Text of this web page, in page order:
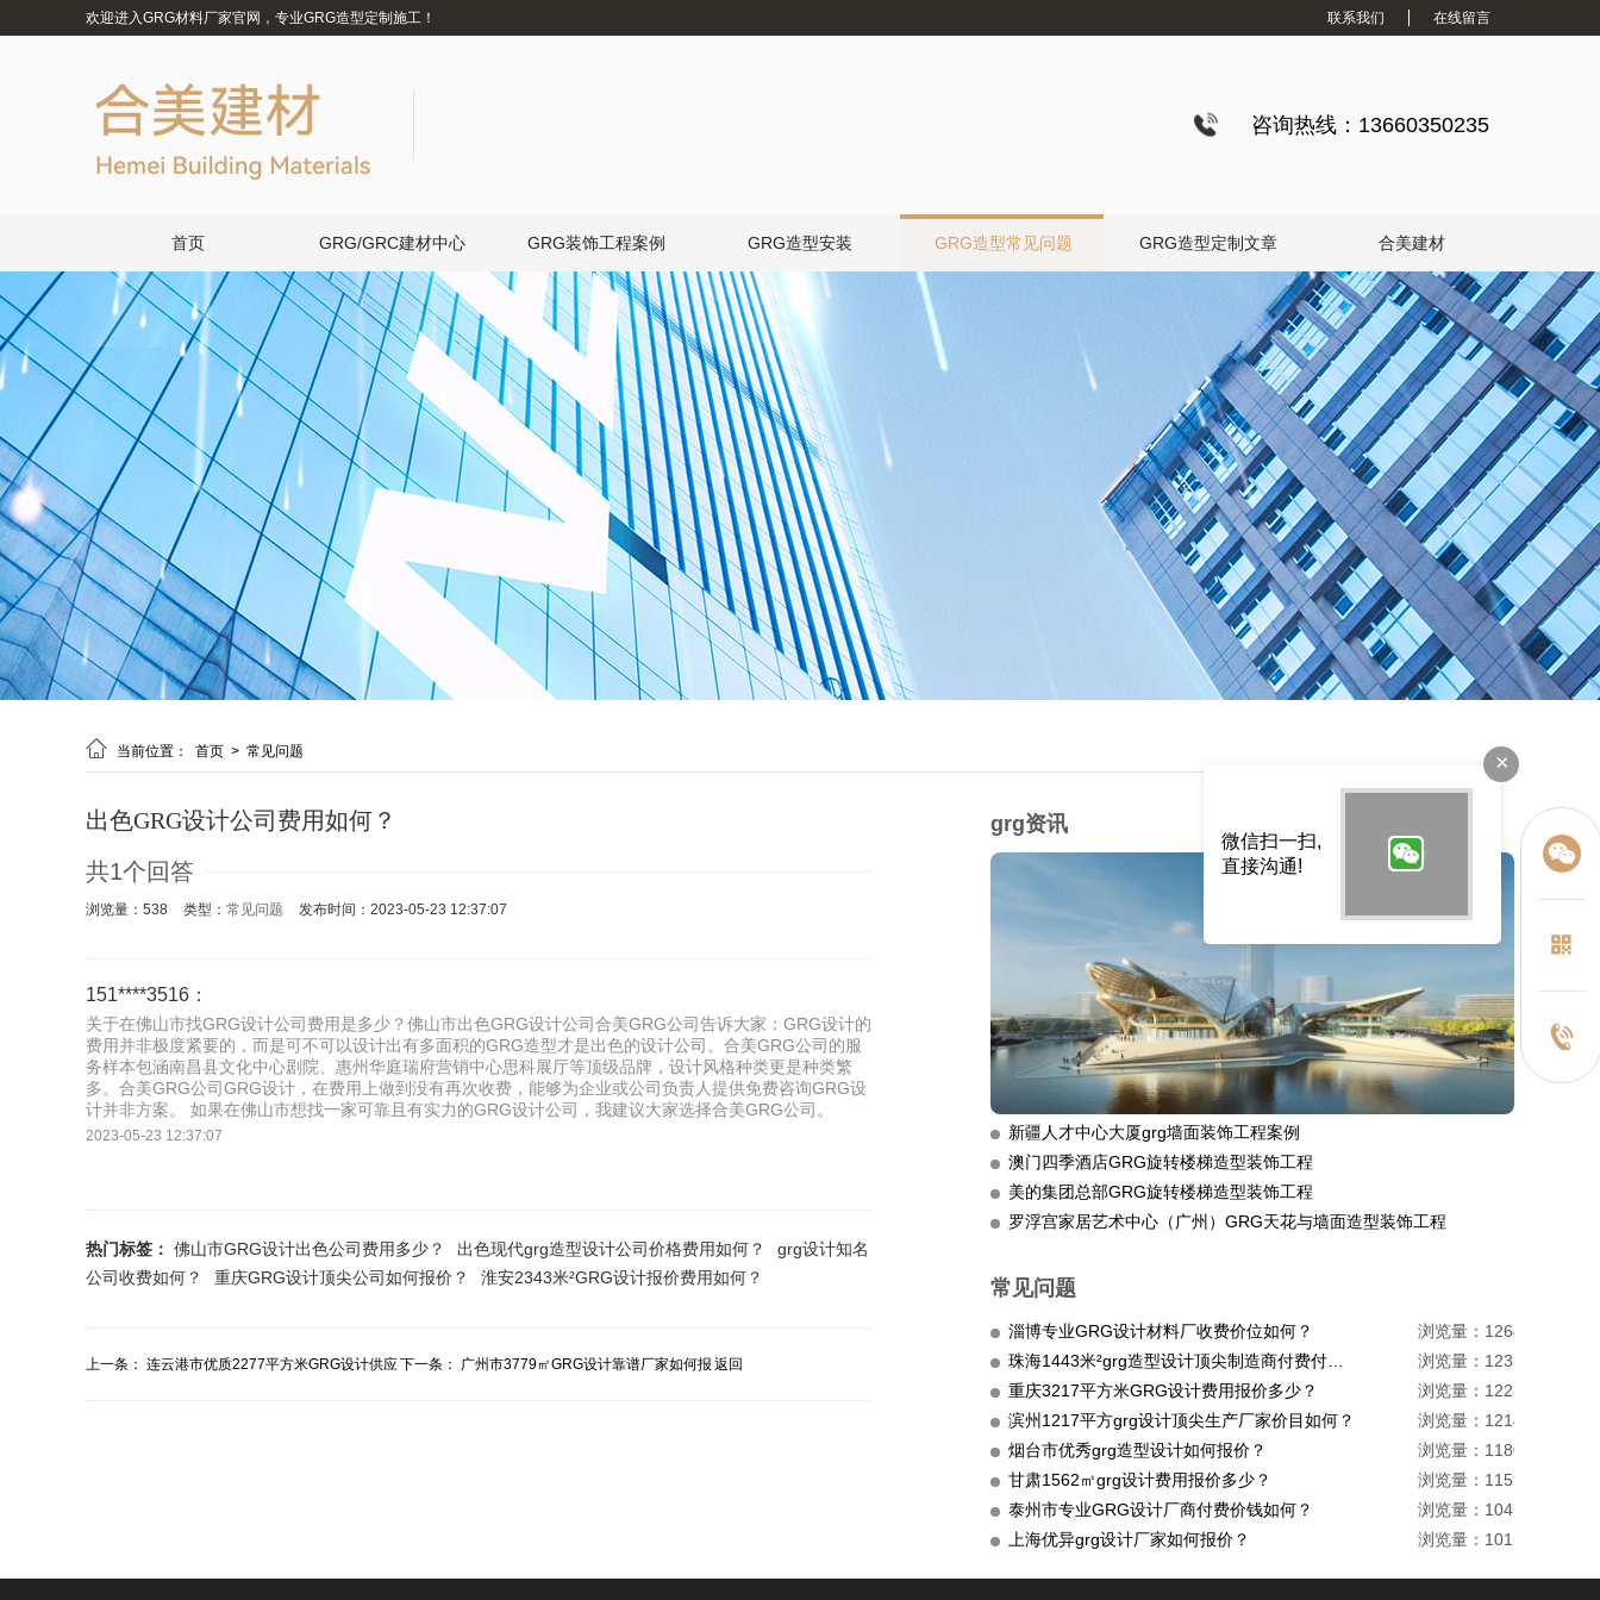
欢迎进入GRG材料厂家官网，专业GRG造型定制施工！ 联系我们 在线留言
咨询热线：13660350235
首页 GRG/GRC建材中心 GRG装饰工程案例 GRG造型安装 GRG造型常见问题 GRG造型定制文章 合美建材
 当前位置： 首页 > 常见问题
出色GRG设计公司费用如何？
共1个回答
浏览量：538 类型： 常见问题 发布时间：2023-05-23 12:37:07
151****3516：
关于在佛山市找GRG设计公司费用是多少？佛山市出色GRG设计公司合美GRG公司告诉大家：GRG设计的
费用并非极度紧要的，而是可不可以设计出有多面积的GRG造型才是出色的设计公司。合美GRG公司的服
务样本包涵南昌县文化中心剧院、惠州华庭瑞府营销中心思科展厅等顶级品牌，设计风格种类更是种类繁
多。合美GRG公司GRG设计，在费用上做到没有再次收费，能够为企业或公司负责人提供免费咨询GRG设
计并非方案。 如果在佛山市想找一家可靠且有实力的GRG设计公司，我建议大家选择合美GRG公司。
2023-05-23 12:37:07
热门标签： 佛山市GRG设计出色公司费用多少？ 出色现代grg造型设计公司价格费用如何？
grg设计知名
公司收费如何？
重庆GRG设计顶尖公司如何报价？ 淮安2343米²GRG设计报价费用如何？
上一条： 连云港市优质2277平方米GRG设计供应下一条： 广州市3779㎡GRG设计靠谱厂家如何报 返回
grg资讯
新疆人才中心大厦grg墙面装饰工程案例
澳门四季酒店GRG旋转楼梯造型装饰工程
美的集团总部GRG旋转楼梯造型装饰工程
罗浮宫家居艺术中心（广州）GRG天花与墙面造型装饰工程
常见问题
淄博专业GRG设计材料厂收费价位如何？
浏览量：1264
浏览量：1233
重庆3217平方米GRG设计费用报价多少？
浏览量：1228
滨州1217平方grg设计顶尖生产厂家价目如何？
浏览量：1214
烟台市优秀grg造型设计如何报价？
浏览量：1180
甘肃1562㎡grg设计费用报价多少？
浏览量：1159
泰州市专业GRG设计厂商付费价钱如何？
浏览量：1047
上海优异grg设计厂家如何报价？
浏览量：1015
×
微信扫一扫,
直接沟通!